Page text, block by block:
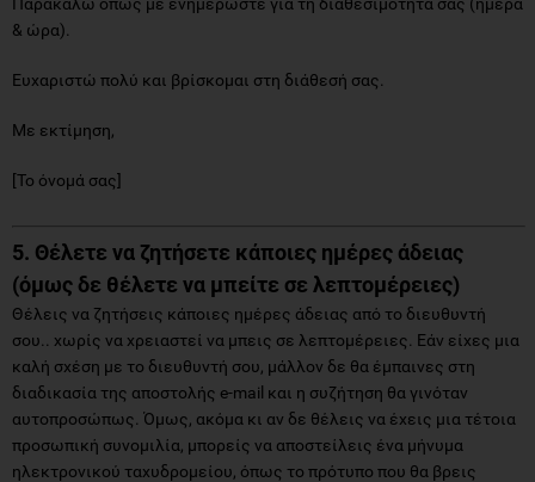
& ώρα).
Ευχαριστώ πολύ και βρίσκομαι στη διάθεσή σας.
Με εκτίμηση,
[Το όνομά σας]
5. Θέλετε να ζητήσετε κάποιες ημέρες άδειας
(όμως δε θέλετε να μπείτε σε λεπτομέρειες)
Θέλεις να ζητήσεις κάποιες ημέρες άδειας από το διευθυντή
σου.. χωρίς να χρειαστεί να μπεις σε λεπτομέρειες. Εάν είχες μια
καλή σχέση με το διευθυντή σου, μάλλον δε θα έμπαινες στη
διαδικασία της αποστολής e-mail και η συζήτηση θα γινόταν
αυτοπροσώπως. Όμως, ακόμα κι αν δε θέλεις να έχεις μια τέτοια
προσωπική συνομιλία, μπορείς να αποστείλεις ένα μήνυμα
ηλεκτρονικού ταχυδρομείου, όπως το πρότυπο που θα βρεις